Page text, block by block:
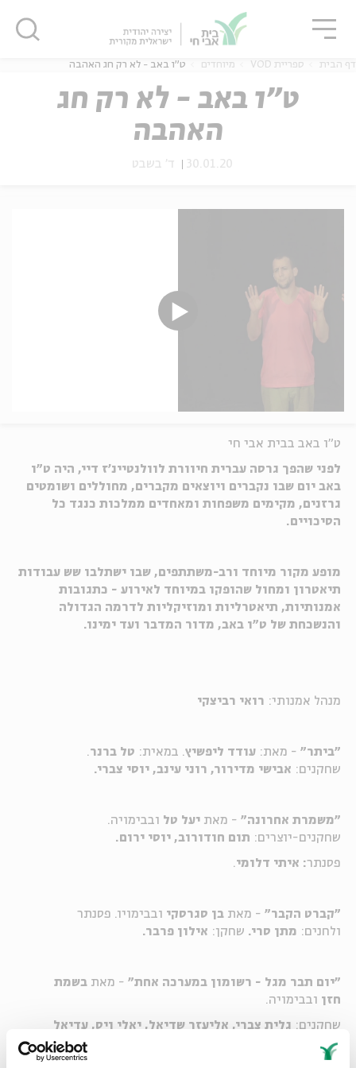
אנגלית
דף הבית ספריית VOD מיוחדים ט"ו באב - לא רק חג האהבה
ט"ו באב - לא רק חג
האהבה
30.01.20 ד' בשבט
ט"ו באב בבית אבי חי
לפני שהפך גרסה עברית חיוורת לוולנטיינ'ז דיי, היה ט"ו
באב יום שבו נקברים ויוצאים מקברים, מחוללים ושומטים
גרזנים, מקימים משפחות ומאחדים ממלכות כנגד כל
הסיכויים.
מופע מקור מיוחד ורב-משתתפים, שבו ישתלבו שש עבודות
תיאטרון ומחול שהופקו במיוחד לאירוע - כתגובות
אמנותיות, תיאטרליות ומוזיקליות לדרמה הגדולה
והנשכחת של ט"ו באב, מדור המדבר ועד ימינו.
מנהל אמנותי: רואי רביצקי
"ביתר" - מאת: עודד ליפשיץ. במאית: טל ברנר.
שחקנים: אבישי מדירור, רוני עינב, יוסי צברי.
"משמרת אחרונה" - מאת יעל טל ובבימויה.
שחקנים-יוצרים: תום חודורוב, יוסי ירום.
פסנתר: איתי דלומי.
"קברט הקבר" - מאת בן סגרסקי ובבימויו. פסנתר
ולחנים: מתן סרי. שחקן: אילון פרבר.
"יום תבר מגל - רשומון במערכה אחת" - מאת בשמת
חזן ובבימויה.
שחקנים: גלית צברי, אליעזר שדיאל, יאלי ויס, עדיאל
אריאל.
סגור